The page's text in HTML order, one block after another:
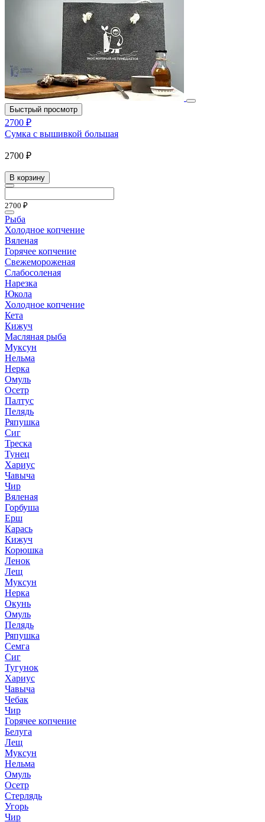
Быстрый просмотр
2700 ₽
Сумка с вышивкой большая
2700 ₽
В корзину
2700 ₽
Рыба
Холодное копчение
Вяленая
Горячее копчение
Свежемороженая
Слабосоленая
Нарезка
Юкола
Холодное копчение
Кета
Кижуч
Масляная рыба
Муксун
Нельма
Нерка
Омуль
Осетр
Палтус
Пелядь
Ряпушка
Сиг
Треска
Тунец
Хариус
Чавыча
Чир
Вяленая
Горбуша
Ерш
Карась
Кижуч
Корюшка
Ленок
Лещ
Муксун
Нерка
Окунь
Омуль
Пелядь
Ряпушка
Семга
Сиг
Тугунок
Хариус
Чавыча
Чебак
Чир
Горячее копчение
Белуга
Лещ
Муксун
Нельма
Омуль
Осетр
Стерлядь
Угорь
Чир